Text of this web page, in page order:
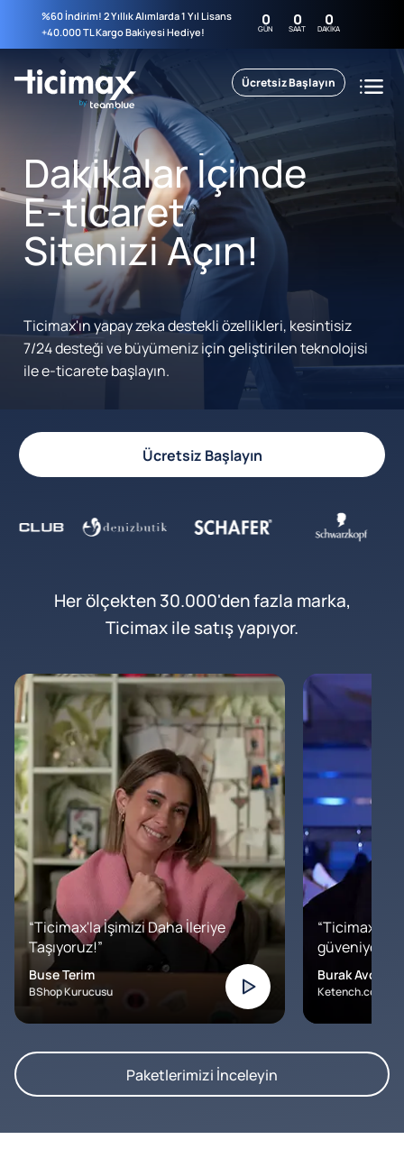
%60 İndirim! 2 Yıllık Alımlarda 1 Yıl Lisans
+40.000 TL Kargo Bakiyesi Hediye!
0
GÜN 0
SAAT 0
DAKIKA
Ücretsiz Başlayın
Dakikalar İçinde
E-ticaret
Sitenizi Açın!
Ticimax'ın yapay zeka destekli özellikleri, kesintisiz
7/24 desteği ve büyümeniz için geliştirilen teknolojisi
ile e-ticarete başlayın.
Ücretsiz Başlayın
Her ölçekten 30.000'den fazla marka,
Ticimax ile satış yapıyor.
“Ticimax'la İşimizi Daha İleriye
Taşıyoruz!”
Buse Terim
BShop Kurucusu
“Ticimax'a
Burak Avcılar
Ketench.com –
Paketlerimizi İnceleyin